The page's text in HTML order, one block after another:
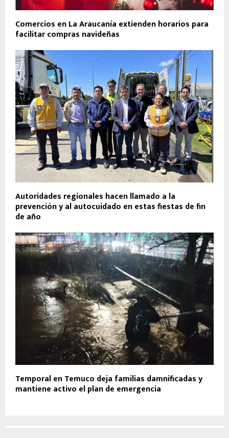
Comercios en La Araucanía extienden horarios para
facilitar compras navideñas
Autoridades regionales hacen llamado a la
prevención y al autocuidado en estas fiestas de fin
de año
Temporal en Temuco deja familias damnificadas y
mantiene activo el plan de emergencia